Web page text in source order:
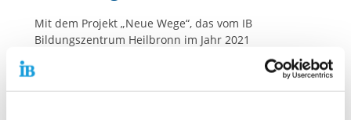
Mit dem Projekt „Neue Wege“, das vom IB
Bildungszentrum Heilbronn im Jahr 2021
durchgeführt wurde, konnten die Bildungschancen
derer verbessert werden, die eine zweite Chance
brauchen – unter anderem durch Lernförderung,